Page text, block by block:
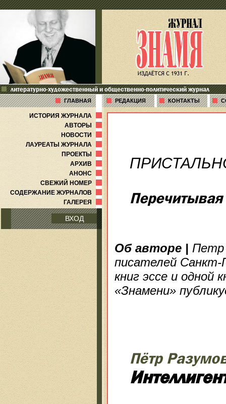
литературно-художественный и общественно-политический журнал
ГЛАВНАЯ РЕДАКЦИЯ КОНТАКТЫ
ИСТОРИЯ ЖУРНАЛА
АВТОРЫ
НОВОСТИ
ЛАУРЕАТЫ ЖУРНАЛА
ПРОЕКТЫ
АРХИВ
АНОНС
СВЕЖИЙ НОМЕР
СОДЕРЖАНИЕ ЖУРНАЛОВ
ГАЛЕРЕЯ
ВХОД
Об авторе | Петр
писателей Санкт-
книг эссе и одной
«Знамени»
Пётр